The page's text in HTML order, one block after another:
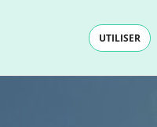
UTILISER